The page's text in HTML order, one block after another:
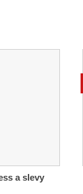
a slevy